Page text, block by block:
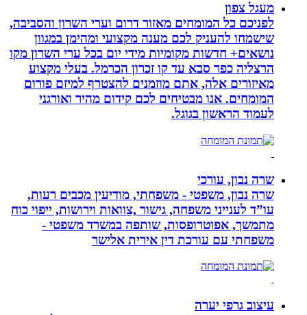
מעגל צפון
לפניכם כל המומחים מאזור דרום וערי השרון והסביבה,
שישמחו להעניק לכם מענה מקצועי ומהימן במגוון
נושאים+ חדשות מקומיות מידי יום בכל ערי השרון מקו
הרצליה כפר סבא עד קו זכרון הכרמל. בעלי מקצוע
מאיזורים אלה, אתם מוזמנים להצטרף למיזם פורום
המומחים. אנו מבטיחים לכם קידום מהיר ואורגני
לעמוד הראשון בגוגל.
שרה נבון, עורכי
שרה נבון, משפטי - משפחתי, מודיעין מכבים רעות,
עו”ד לענייני משפחה, גישור ,צוואות וירושות, ייפוי כוח
מתמשך, אפוטרופסות, שותפה במשרד משפטי -
משפחתי עם עורכת דין אירית אלישר
עיצוב גרפי יערה